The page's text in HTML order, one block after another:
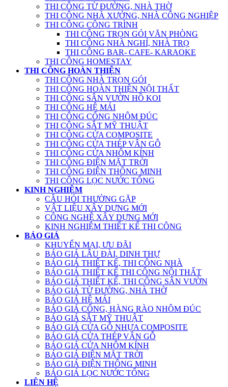
THI CÔNG TỪ ĐƯỜNG, NHÀ THỜ
THI CÔNG NHÀ XƯỞNG, NHÀ CÔNG NGHIỆP
THI CÔNG CÔNG TRÌNH
THI CÔNG TRỌN GÓI VĂN PHÒNG
THI CÔNG NHÀ NGHỈ, NHÀ TRỌ
THI CÔNG BAR- CAFE- KARAOKE
THI CÔNG HOMESTAY
THI CÔNG HOÀN THIỆN
THI CÔNG NHÀ TRỌN GÓI
THI CÔNG HOÀN THIỆN NỘI THẤT
THI CÔNG SÂN VƯỜN HỒ KOI
THI CÔNG HỆ MÁI
THI CÔNG CỔNG NHÔM ĐÚC
THI CÔNG SẮT MỸ THUẬT
THI CÔNG CỬA COMPOSITE
THI CÔNG CỬA THÉP VÂN GỖ
THI CÔNG CỬA NHÔM KÍNH
THI CÔNG ĐIỆN MẶT TRỜI
THI CÔNG ĐIỆN THÔNG MINH
THI CÔNG LỌC NƯỚC TỔNG
KINH NGHIỆM
CÂU HỎI THƯỜNG GẶP
VẬT LIỆU XÂY DỰNG MỚI
CÔNG NGHỆ XÂY DỰNG MỚI
KINH NGHIỆM THIẾT KẾ THI CÔNG
BÁO GIÁ
KHUYẾN MẠI, ƯU ĐÃI
BÁO GIÁ LÂU ĐÀI, DINH THỰ
BÁO GIÁ THIẾT KẾ, THI CÔNG NHÀ
BÁO GIÁ THIẾT KẾ THI CÔNG NỘI THẤT
BÁO GIÁ THIẾT KẾ, THI CÔNG SÂN VƯỜN
BÁO GIÁ TỪ ĐƯỜNG, NHÀ THỜ
BÁO GIÁ HỆ MÁI
BÁO GIÁ CỔNG, HÀNG RÀO NHÔM ĐÚC
BÁO GIÁ SẮT MỸ THUẬT
BÁO GIÁ CỬA GỖ NHỰA COMPOSITE
BÁO GIÁ CỬA THÉP VÂN GỖ
BÁO GIÁ CỬA NHÔM KÍNH
BÁO GIÁ ĐIỆN MẶT TRỜI
BÁO GIÁ ĐIỆN THÔNG MINH
BÁO GIÁ LỌC NƯỚC TỔNG
LIÊN HỆ